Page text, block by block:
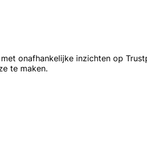
onafhankelijke inzichten op
te maken.